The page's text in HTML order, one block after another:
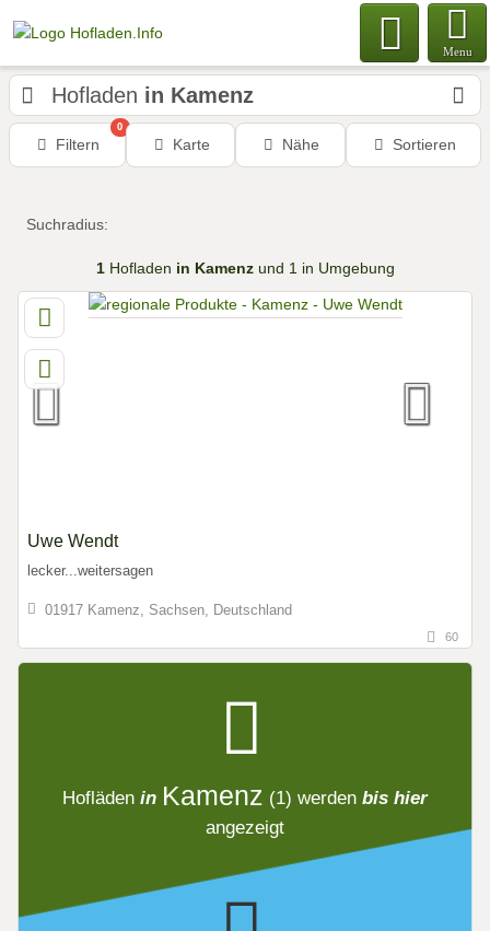
Menu
Hofladen in Kamenz
Filtern
0
Karte Nähe Sortieren
Suchradius:
1Hofladen in Kamenzund 1 in Umgebung
Uwe Wendt
lecker...weitersagen
01917 Kamenz, Sachsen, Deutschland
60
Hofläden in Kamenz (1) werden bis hier
angezeigt